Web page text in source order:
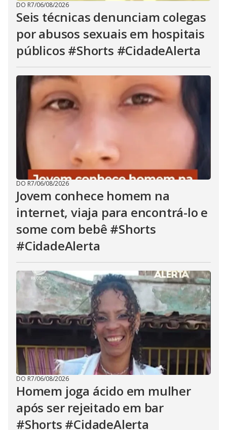
DO R7/06/08/2026
Seis técnicas denunciam colegas
por abusos sexuais em hospitais
públicos #Shorts #CidadeAlerta
DO R7/06/08/2026
Jovem conhece homem na
internet, viaja para encontrá-lo e
some com bebê #Shorts
#CidadeAlerta
DO R7/06/08/2026
Homem joga ácido em mulher
após ser rejeitado em bar
#Shorts #CidadeAlerta